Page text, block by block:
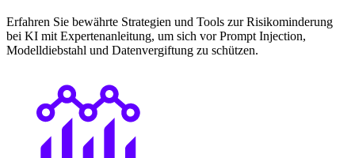
Erfahren Sie bewährte Strategien und Tools zur Risikominderung
bei KI mit Expertenanleitung, um sich vor Prompt Injection,
Modelldiebstahl und Datenvergiftung zu schützen.